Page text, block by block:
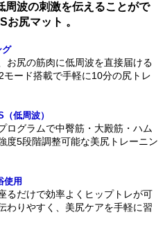
周波の刺激を伝えることがで
お尻マット 。
グ
お尻の筋肉に低周波を直接届ける
ード搭載で手軽に10分の尻トレ
低周波）
ログラムで中臀筋・大殿筋・ハム
度5段階調整可能な美尻トレーニン
使用
るだけで効率よくヒップトレが可
わりやすく、美尻ケアを手軽に習